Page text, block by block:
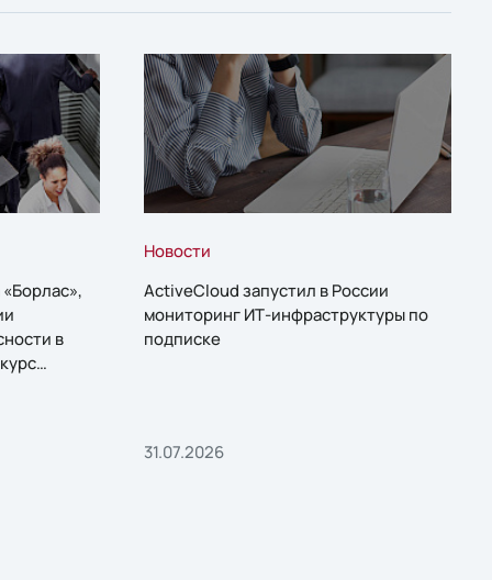
в
Новости
ActiveCloud запустил в России
мониторинг ИТ-инфраструктуры по
подписке
31.07.2026